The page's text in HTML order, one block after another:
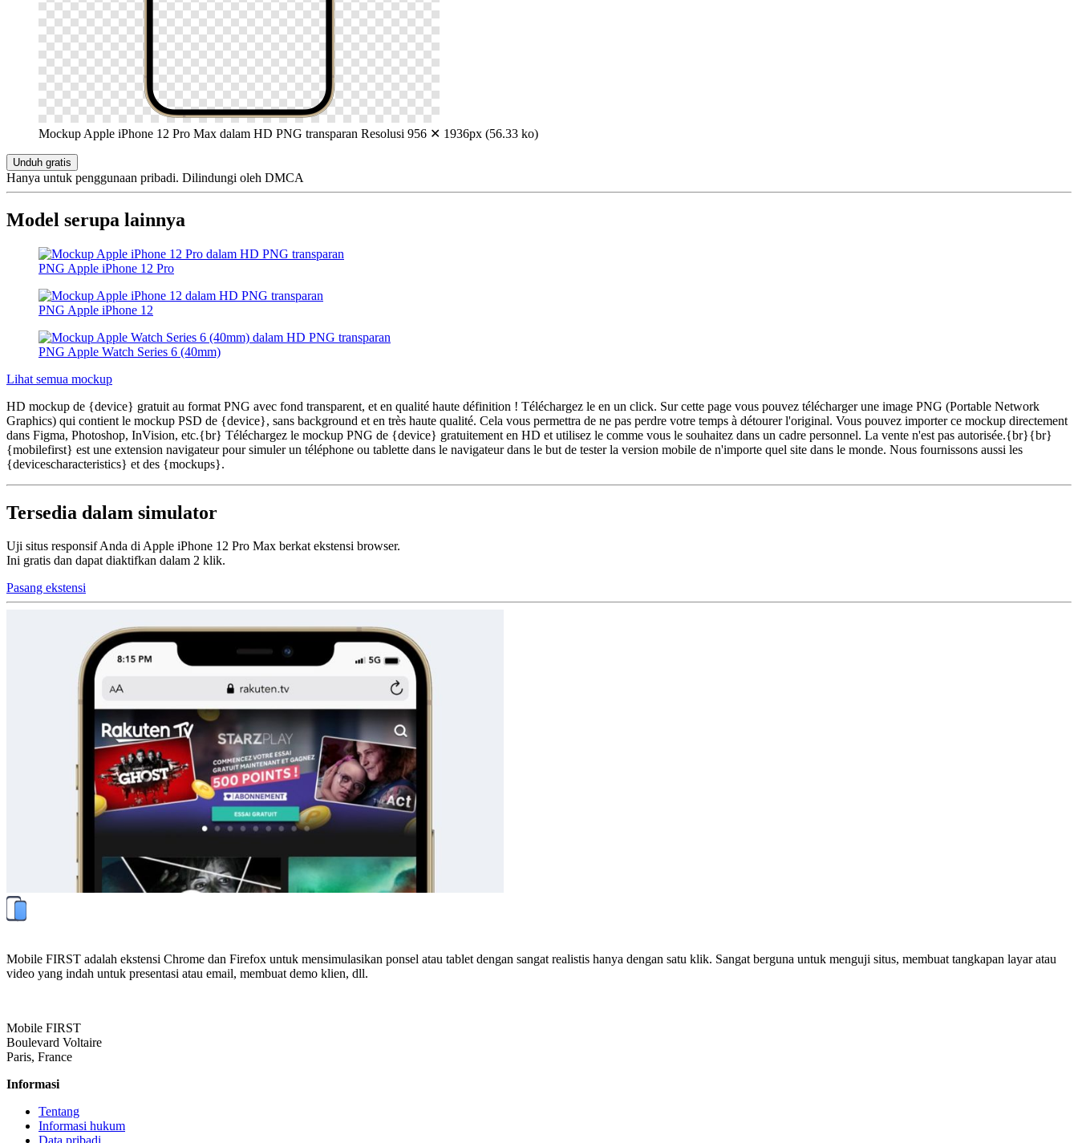
Mockup Apple iPhone 12 Pro Max dalam HD PNG transparan Resolusi 956 ✕ 1936px (56.33 ko)
Unduh gratis
Hanya untuk penggunaan pribadi. Dilindungi oleh DMCA
Model serupa lainnya
PNG Apple iPhone 12 Pro
PNG Apple iPhone 12
PNG Apple Watch Series 6 (40mm)
Lihat semua mockup
HD mockup de {device} gratuit au format PNG avec fond transparent, et en qualité haute définition ! Téléchargez le en un click. Sur cette page vous pouvez télécharger une image PNG (Portable Network
Graphics) qui contient le mockup PSD de {device}, sans background et en très haute qualité. Cela vous permettra de ne pas perdre votre temps à détourer l'original. Vous pouvez importer ce mockup directement
dans Figma, Photoshop, InVision, etc.{br} Téléchargez le mockup PNG de {device} gratuitement en HD et utilisez le comme vous le souhaitez dans un cadre personnel. La vente n'est pas autorisée.{br}{br}
{mobilefirst} est une extension navigateur pour simuler un téléphone ou tablette dans le navigateur dans le but de tester la version mobile de n'importe quel site dans le monde. Nous fournissons aussi les
{devicescharacteristics} et des {mockups}.
Tersedia dalam simulator
Uji situs responsif Anda di Apple iPhone 12 Pro Max berkat ekstensi browser.
Ini gratis dan dapat diaktifkan dalam 2 klik.
Pasang ekstensi
Mobile FIRST adalah ekstensi Chrome dan Firefox untuk mensimulasikan ponsel atau tablet dengan sangat realistis hanya dengan satu klik. Sangat berguna untuk menguji situs, membuat tangkapan layar atau
video yang indah untuk presentasi atau email, membuat demo klien, dll.
Mobile FIRST
Boulevard Voltaire
Paris, France
Informasi
Tentang
Informasi hukum
Data pribadi